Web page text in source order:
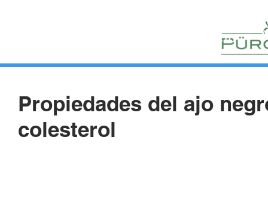
CONTACTO
Propiedades del ajo
colesterol